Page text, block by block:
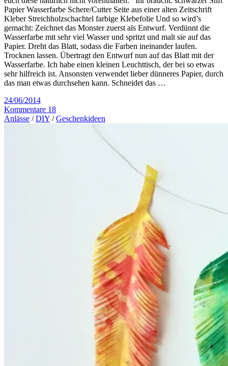
Papier Wasserfarbe Schere/Cutter Seite aus einer alten Zeitschrift
Kleber Streichholzschachtel farbige Klebefolie Und so wird’s
gemacht: Zeichnet das Monster zuerst als Entwurf. Verdünnt die
Wasserfarbe mit sehr viel Wasser und spritzt und malt sie auf das
Papier. Dreht das Blatt, sodass die Farben ineinander laufen.
Trocknen lassen. Übertragt den Entwurf nun auf das Blatt mit der
Wasserfarbe. Ich habe einen kleinen Leuchttisch, der bei so etwas
sehr hilfreich ist. Ansonsten verwendet lieber dünneres Papier, durch
das man etwas durchsehen kann. Schneidet das …
24/06/2014
Kommentare 18
Anlässe /DIY /Geschenkideen